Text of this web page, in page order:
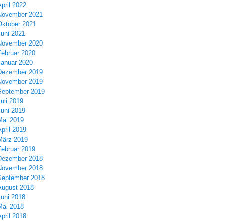
2022
2021
2021
2021
2020
2020
2020
2019
2019
2019
2019
2019
2019
2019
2019
2019
2018
2018
2018
2018
2018
2018
2018